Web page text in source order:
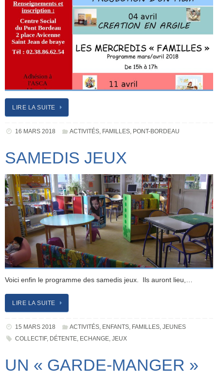
LIRE LA SUITE
16 MARS 2018 ACTIVITÉS, FAMILLES, PONT-BORDEAU
SAMEDIS JEUX
Voici enfin le programme des samedis jeux. Ils auront lieu,…
LIRE LA SUITE
15 MARS 2018 ACTIVITÉS, ENFANTS, FAMILLES,JEUNES
COLLECTIF, DÉTENTE, ECHANGE, JEUX
UN « GARDE-MANGER »